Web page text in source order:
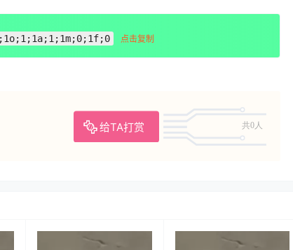
点击复制
给TA打赏 共0人